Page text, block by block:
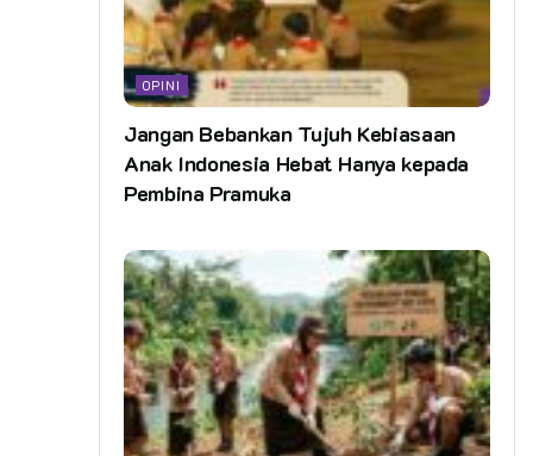
OPINI
Jangan Bebankan Tujuh Kebiasaan
Anak Indonesia Hebat Hanya kepada
Pembina Pramuka